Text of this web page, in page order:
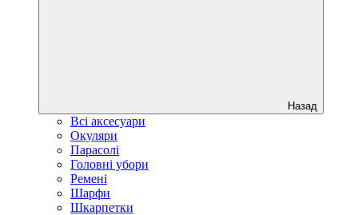
Назад
Всі аксесуари
Окуляри
Парасолі
Головні убори
Ремені
Шарфи
Шкарпетки